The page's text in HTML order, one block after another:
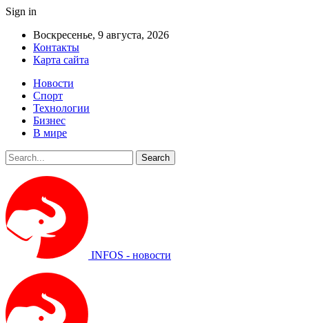
Sign in
Воскресенье, 9 августа, 2026
Контакты
Карта сайта
Новости
Спорт
Технологии
Бизнес
В мире
INFOS - новости